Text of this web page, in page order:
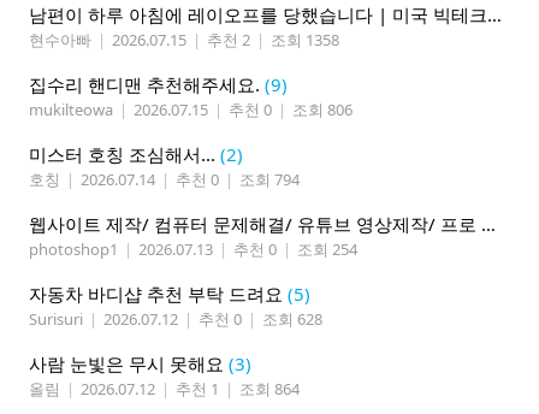
남편이 하루 아침에 레이오프를 당했습니다 | 미국 빅테크의 현실
현수아빠 | 2026.07.15 | 추천 2 | 조회 1358
집수리 핸디맨 추천해주세요. (9)
mukilteowa | 2026.07.15 | 추천 0 | 조회 806
미스터 호칭 조심해서... (2)
호칭 | 2026.07.14 | 추천 0 | 조회 794
웹사이트 제작/ 컴퓨터 문제해결/ 유튜브 영상제작/ 프로 사진촬영
photoshop1 | 2026.07.13 | 추천 0 | 조회 254
자동차 바디샵 추천 부탁 드려요 (5)
Surisuri | 2026.07.12 | 추천 0 | 조회 628
사람 눈빛은 무시 못해요 (3)
올림 | 2026.07.12 | 추천 1 | 조회 864